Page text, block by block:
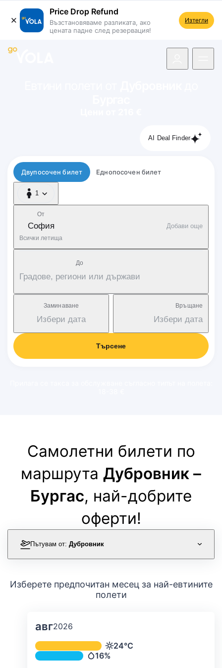
Price Drop Refund
Възстановяваме разликата, ако
цената падне след резервация!
Изтегли
AI Deal Finder
Тип полет
Двупосочен билет Еднопосочен билет
1
1 Пътник
От
София
Всички летища
Добави още
Дo
Градове, региони или държави
Заминаване
Избери дата
Връщане
Избери дата
Търсене
Самолетни билети по
маршрута Дубровник –
Бургас, най-добрите
оферти!
Пътувам от: Дубровник
Изберете предпочитан месец за най-евтините
полети
авг2026
Средна месечна температура и
Температура
24°C
Валежи
16%